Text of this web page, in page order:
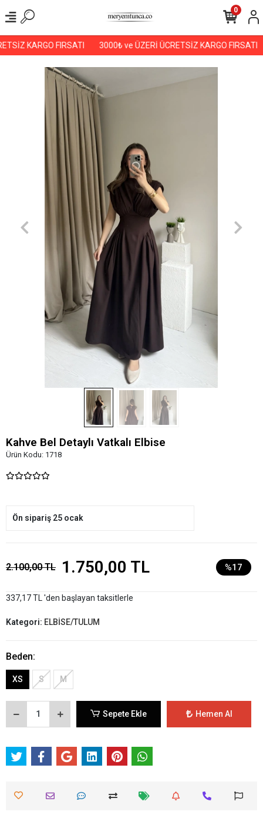
KARGO FIRSATI 3000₺ ve ÜZERİ ÜCRETSİZ KARGO FIRSATI
0
Kahve Bel Detaylı Vatkalı Elbise
Ürün Kodu: 1718
Ön sipariş 25 ocak
2.100,00 TL 1.750,00 TL %17
337,17 TL 'den başlayan taksitlerle
Kategori: ELBİSE/TULUM
Beden:
XS S M
Sepete Ekle Hemen Al